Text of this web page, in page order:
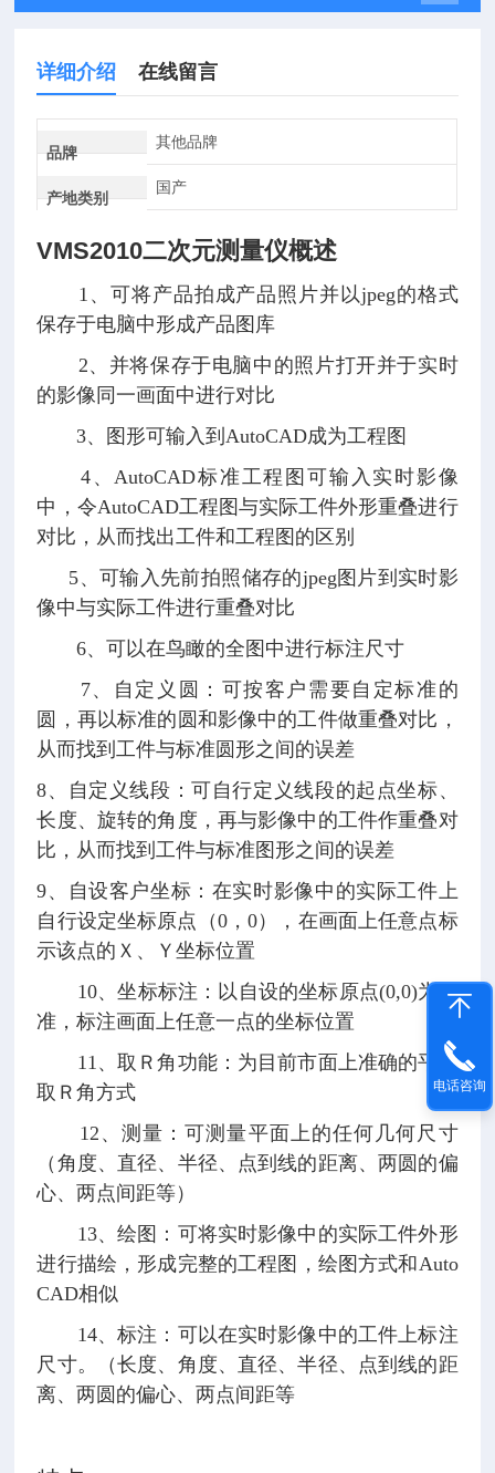
详细介绍 在线留言
品牌
其他品牌
产地类别
国产
VMS2010二次元测量仪概述
1、可将产品拍成产品照片并以jpeg的格式
保存于电脑中形成产品图库
2、并将保存于电脑中的照片打开并于实时
的影像同一画面中进行对比
3、图形可输入到AutoCAD成为工程图
4、AutoCAD标准工程图可输入实时影像
中，令AutoCAD工程图与实际工件外形重叠进行
对比，从而找出工件和工程图的区别
5、可输入先前拍照储存的jpeg图片到实时影
像中与实际工件进行重叠对比
6、可以在鸟瞰的全图中进行标注尺寸
7、自定义圆：可按客户需要自定标准的
圆，再以标准的圆和影像中的工件做重叠对比，
从而找到工件与标准圆形之间的误差
8、自定义线段：可自行定义线段的起点坐标、
长度、旋转的角度，再与影像中的工件作重叠对
比，从而找到工件与标准图形之间的误差
9、自设客户坐标：在实时影像中的实际工件上
自行设定坐标原点（0，0），在画面上任意点标
示该点的Ｘ、Ｙ坐标位置
10、坐标标注：以自设的坐标原点(0,0)为基
准，标注画面上任意一点的坐标位置
11、取Ｒ角功能：为目前市面上准确的平面
取Ｒ角方式
12、测量：可测量平面上的任何几何尺寸
（角度、直径、半径、点到线的距离、两圆的偏
心、两点间距等）
13、绘图：可将实时影像中的实际工件外形
进行描绘，形成完整的工程图，绘图方式和Auto
CAD相似
14、标注：可以在实时影像中的工件上标注
尺寸。（长度、角度、直径、半径、点到线的距
离、两圆的偏心、两点间距等
电话咨询